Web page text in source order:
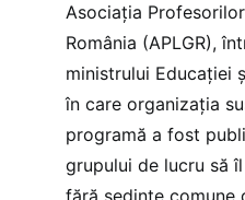
Asociația
România (APLGR),
ministrului Educației
în care organizația
programă a fost
grupului de lucru să
fără ședințe comune